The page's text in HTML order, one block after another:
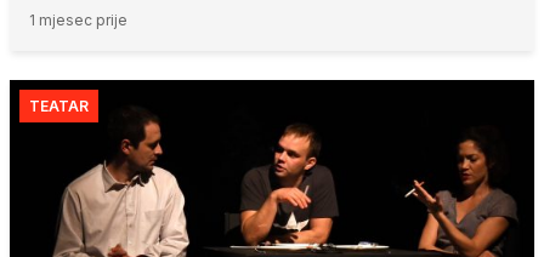
1 mjesec prije
TEATAR